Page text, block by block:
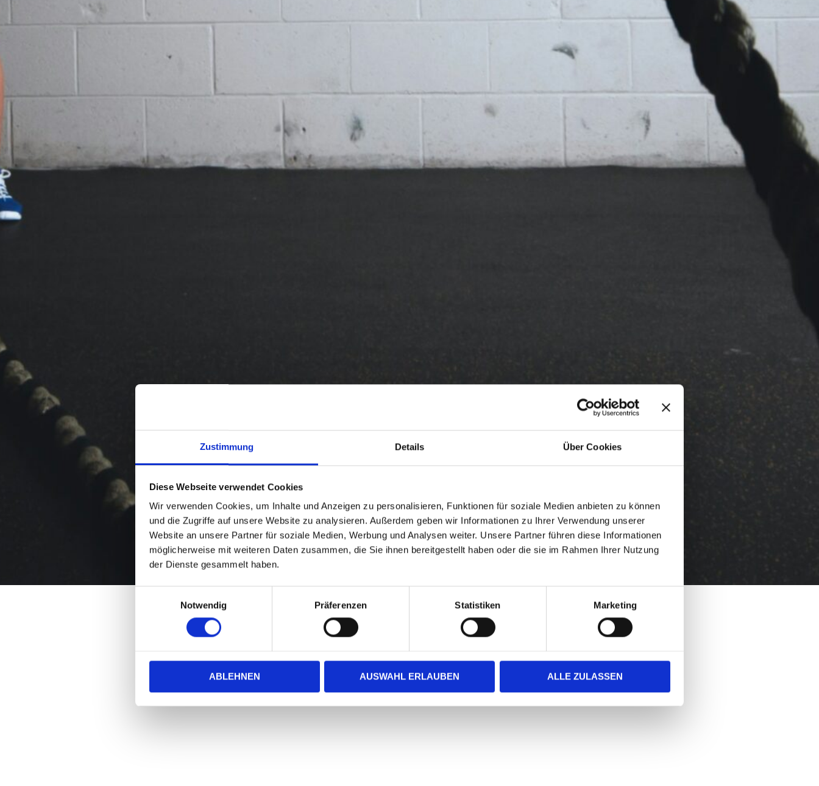
Zustimmung Details Über Cookies
Diese Webseite verwendet Cookies
Wir verwenden Cookies, um Inhalte und Anzeigen zu personalisieren, Funktionen für soziale Medien anbieten zu können
und die Zugriffe auf unsere Website zu analysieren. Außerdem geben wir Informationen zu Ihrer Verwendung unserer
Website an unsere Partner für soziale Medien, Werbung und Analysen weiter. Unsere Partner führen diese Informationen
möglicherweise mit weiteren Daten zusammen, die Sie ihnen bereitgestellt haben oder die sie im Rahmen Ihrer Nutzung
der Dienste gesammelt haben.
Notwendig
Präferenzen Statistiken Marketing
ABLEHNEN AUSWAHL ERLAUBEN ALLE ZULASSEN